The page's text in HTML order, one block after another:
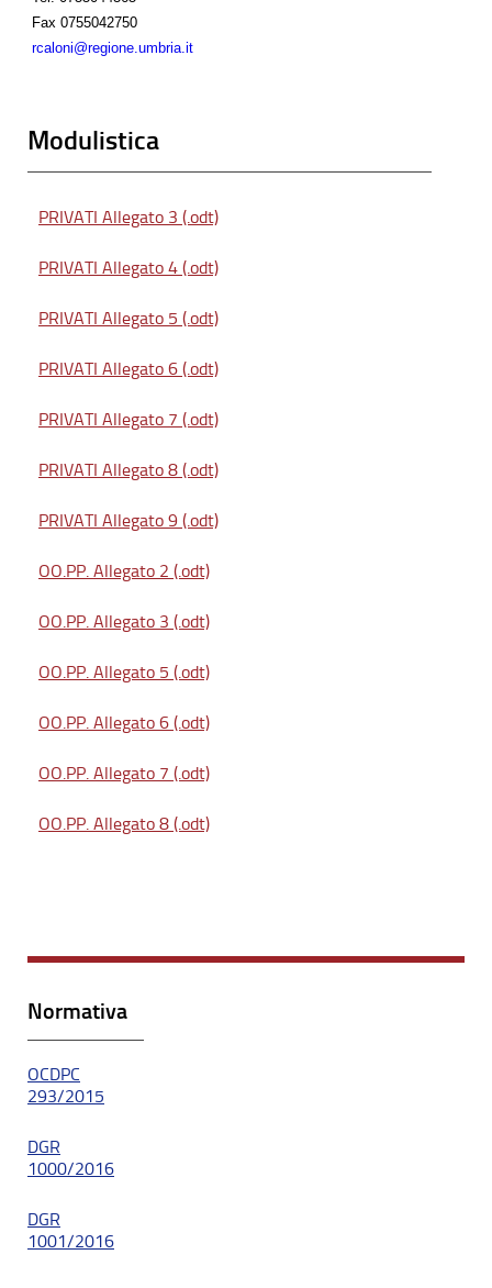
Fax 0755042750
rcaloni@regione.umbria.it
Modulistica
PRIVATI Allegato 3 (.odt)
PRIVATI Allegato 4 (.odt)
PRIVATI Allegato 5 (.odt)
PRIVATI Allegato 6 (.odt)
PRIVATI Allegato 7 (.odt)
PRIVATI Allegato 8 (.odt)
PRIVATI Allegato 9 (.odt)
OO.PP. Allegato 2 (.odt)
OO.PP. Allegato 3 (.odt)
OO.PP. Allegato 5 (.odt)
OO.PP. Allegato 6 (.odt)
OO.PP. Allegato 7 (.odt)
OO.PP. Allegato 8 (.odt)
Normativa
OCDPC
293/2015
DGR
1000/2016
DGR
1001/2016